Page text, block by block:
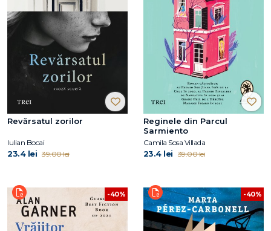
Revărsatul zorilor
Iulian Bocai
23.4 lei 39.00 lei
Reginele din Parcul
Sarmiento
Camila Sosa Villada
23.4 lei 39.00 lei
-40% -40%